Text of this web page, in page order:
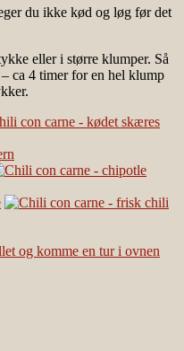
du ikke kød og løg før det
eller i større klumper. Så
ca 4 timer for en hel klump